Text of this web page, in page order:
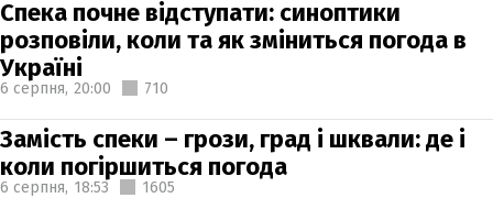
Спека почне відступати: синоптики
розповіли, коли та як зміниться погода в
Україні
6 серпня, 20:00 710
Замість спеки – грози, град і шквали: де і
коли погіршиться погода
6 серпня, 18:53 1605